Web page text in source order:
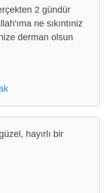
2 gündür
ne sıkıntıniz
derman olsun
hayırlı bir